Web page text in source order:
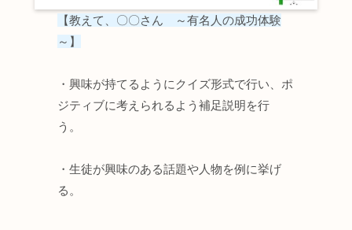
【教えて、〇〇さん ～有名人の成功体験
～】
・興味が持てるようにクイズ形式で行い、ポ
ジティブに考えられるよう補足説明を行
う。
・生徒が興味のある話題や人物を例に挙げ
る。